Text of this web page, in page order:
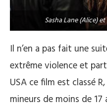
Sasha Lane (Alice)
Il n’en a pas fait une
extrême violence et
USA ce film est classé
mineurs de moins de